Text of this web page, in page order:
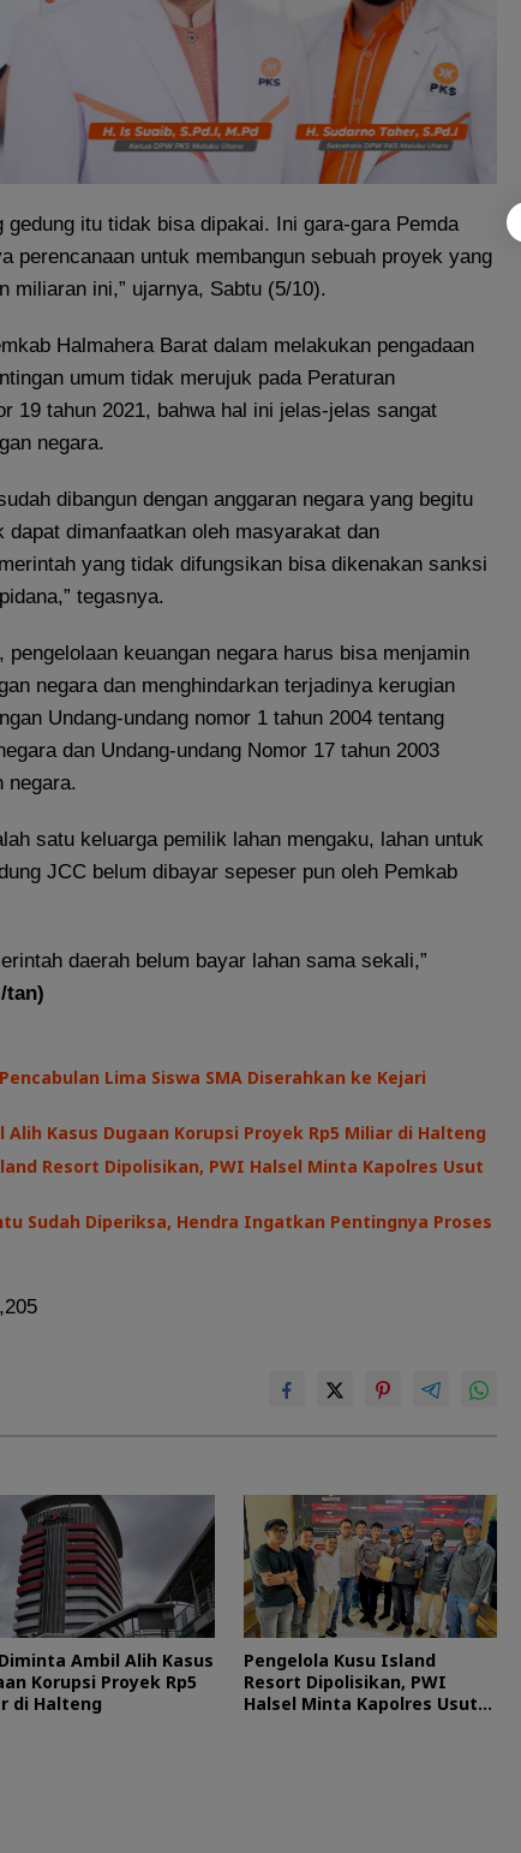
gedung itu tidak bisa dipakai. Ini gara-gara Pemda
perencanaan untuk membangun sebuah proyek yang
miliaran ini,” ujarnya, Sabtu (5/10).
Halmahera Barat dalam melakukan pengadaan
umum tidak merujuk pada Peraturan
19 tahun 2021, bahwa hal ini jelas-jelas sangat
negara.
dibangun dengan anggaran negara yang begitu
dapat dimanfaatkan oleh masyarakat dan
yang tidak difungsikan bisa dikenakan sanksi
tegasnya.
pengelolaan keuangan negara harus bisa menjamin
negara dan menghindarkan terjadinya kerugian
Undang-undang nomor 1 tahun 2004 tentang
dan Undang-undang Nomor 17 tahun 2003
negara.
satu keluarga pemilik lahan mengaku, lahan untuk
JCC belum dibayar sepeser pun oleh Pemkab
daerah belum bayar lahan sama sekali,”
tan)
Lima Siswa SMA Diserahkan ke Kejari
Alih Kasus Dugaan Korupsi Proyek Rp5 Miliar di Halteng
Resort Dipolisikan, PWI Halsel Minta Kapolres Usut
Sudah Diperiksa, Hendra Ingatkan Pentingnya Proses
Ambil Alih Kasus
Korupsi Proyek Rp5
di Halteng
Pengelola Kusu Island
Resort Dipolisikan, PWI
Halsel Minta Kapolres Usut